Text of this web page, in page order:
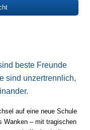
beste Freunde
sind unzertrennlich,
auf eine neue Schule
Wanken – mit tragischen